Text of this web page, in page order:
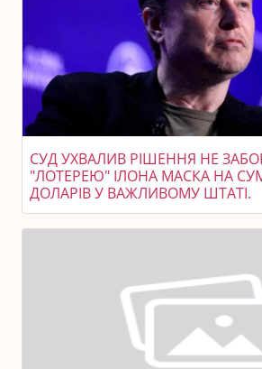
СУД УХВАЛИВ РІШЕННЯ НЕ
"ЛОТЕРЕЮ" ІЛОНА МАСКА НА
ДОЛАРІВ У ВАЖЛИВОМУ ШТАТІ.